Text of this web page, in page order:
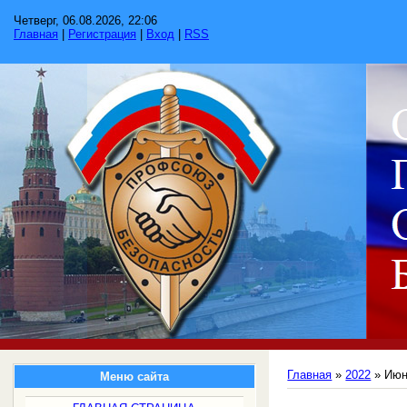
Четверг, 06.08.2026, 22:06
Главная
Регистрация Вход RSS
Меню сайта Главная »2022 »